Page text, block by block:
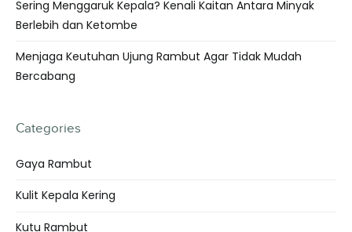
Sering Menggaruk Kepala? Kenali Kaitan Antara Minyak
Berlebih dan Ketombe
Menjaga Keutuhan Ujung Rambut Agar Tidak Mudah
Bercabang
Categories
Gaya Rambut
Kulit Kepala Kering
Kutu Rambut